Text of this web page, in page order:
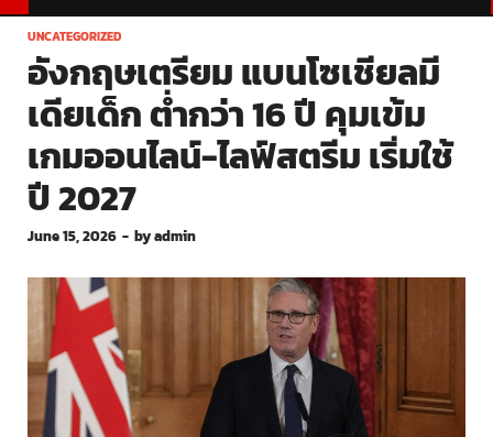
UNCATEGORIZED
อังกฤษเตรียม แบนโซเชียลมี
เดียเด็ก ต่ำกว่า 16 ปี คุมเข้ม
เกมออนไลน์-ไลฟ์สตรีม เริ่มใช้
ปี 2027
June 15, 2026 - byadmin